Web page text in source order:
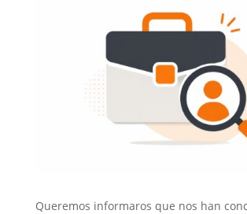
Queremos informaros que nos han